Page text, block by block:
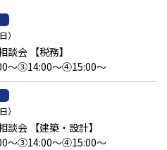
）
談会 【税務】
～③14:00～④15:00～
）
談会 【建築・設計】
～③14:00～④15:00～